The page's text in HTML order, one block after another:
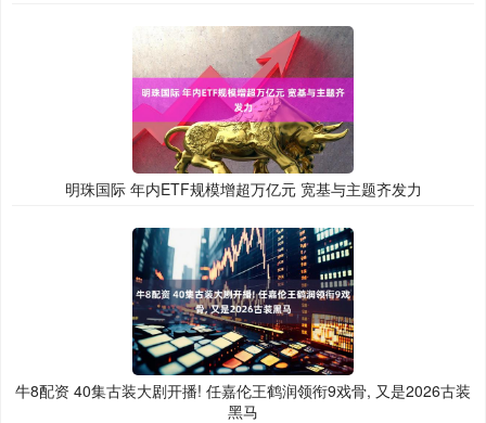
明珠国际 年内ETF规模增超万亿元 宽基与主题齐发力
牛8配资 40集古装大剧开播! 任嘉伦王鹤润领衔9戏骨, 又是2026古装
黑马